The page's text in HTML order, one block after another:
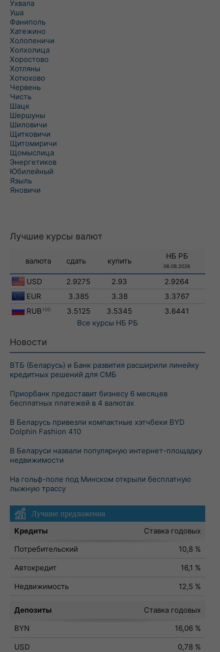
Ухвала
Уша
Фаниполь
Хатежино
Холопеничи
Холхолица
Хоростово
Хотляны
Хотюхово
Червень
Чисть
Шацк
Шершуны
Шиловичи
Щитковичи
Щитомиричи
Щомыслица
Энергетиков
Юбилейный
Языль
Яновичи
Лучшие курсы валют
валюта сдать купить
НБ РБ
06.08.2026
USD 2.9275 2.93
2.9264
EUR
3.385 3.38
3.3767
RUB 100 3.5125 3.5345
3.6441
Все курсы НБ РБ
Новости
ВТБ (Беларусь) и Банк развития расширили линейку
кредитных решений для СМБ
Приорбанк предоставит бизнесу 6 месяцев
бесплатных платежей в 4 валютах
В Беларусь привезли компактные хэтчбеки BYD
Dolphin Fashion 410
В Беларуси назвали популярную интернет-площадку
недвижимости
На гольф-поле под Минском открыли бесплатную
лыжную трассу
Лучшие предложения
Кредиты
Ставка годовых
Потребительский
10,8 %
Автокредит
16,1 %
Недвижимость
12,5 %
Депозиты
Ставка годовых
BYN
16,06 %
USD
0,78 %